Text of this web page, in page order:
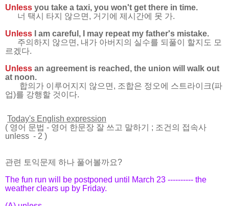
Unless you take a taxi, you won't get there in time.
너 택시 타지 않으면, 거기에 제시간에 못 가.
Unless I am careful, I may repeat my father's mistake.
주의하지 않으면, 내가 아버지의 실수를 되풀이 할지도 모
르겠다.
Unless an agreement is reached, the union will walk out
at noon.
합의가 이루어지지 않으면, 조합은 정오에 스트라이크(파
업)를 강행할 것이다.
Today's English expression
( 영어 문법 - 영어 한문장 잘 쓰고 말하기
; 조건의 접속사
unless - 2 )
관련 토익문제 하나 풀어볼까요?
The fun run will be postponed until March 23 ---------- the
weather clears up by Friday.